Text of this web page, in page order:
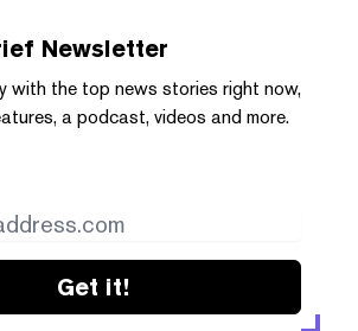
Newsletter
with the top news stories right now,
a podcast, videos and more.
Get it!